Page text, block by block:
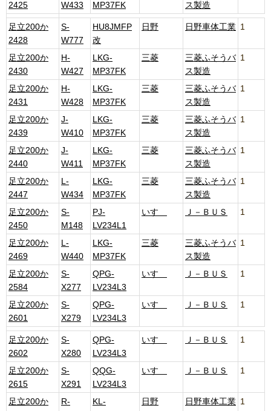
2425
W433
MP37FK
ス製造
足立200か
2428
S-
W777
HU8JMFP
改
日野 日野車体工業 1
足立200か
2430
H-
W427
LKG-
MP37FK
三菱
三菱ふそうバ
ス製造
1
足立200か
2431
H-
W428
LKG-
MP37FK
三菱
三菱ふそうバ
ス製造
1
足立200か
2439
J-
W410
LKG-
MP37FK
三菱
三菱ふそうバ
ス製造
1
足立200か
2440
J-
W411
LKG-
MP37FK
三菱
三菱ふそうバ
ス製造
1
足立200か
2447
L-
W434
LKG-
MP37FK
三菱
三菱ふそうバ
ス製造
1
足立200か
2450
S-
M148
PJ-
LV234L1
いすゞ Ｊ－ＢＵＳ 1
足立200か
2469
L-
W440
LKG-
MP37FK
三菱
三菱ふそうバ
ス製造
1
足立200か
2584
S-
X277
QPG-
LV234L3
いすゞ Ｊ－ＢＵＳ 1
足立200か
2601
S-
X279
QPG-
LV234L3
いすゞ Ｊ－ＢＵＳ 1
足立200か
2602
S-
X280
QPG-
LV234L3
いすゞ Ｊ－ＢＵＳ 1
足立200か
2615
S-
X291
QQG-
LV234L3
いすゞ Ｊ－ＢＵＳ 1
足立200か
R-
KL-
日野 日野車体工業 1